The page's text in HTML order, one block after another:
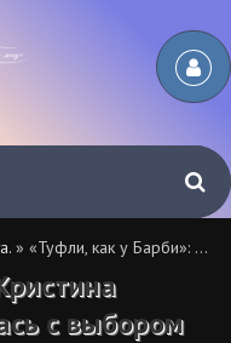
» «Туфли, как у Барби»: Кристина Орбакайте промахнулась с выбором обуви - «Красота»
с выбором